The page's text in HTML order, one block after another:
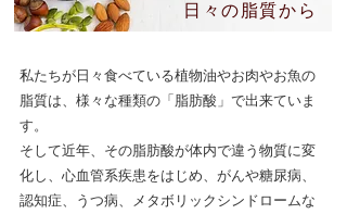
日々の脂質から
私たちが日々食べている植物油やお肉やお魚の
脂質は、様々な種類の「脂肪酸」で出来ていま
す。
そして近年、その脂肪酸が体内で違う物質に変
化し、心血管系疾患をはじめ、がんや糖尿病、
認知症、
うつ病、
メタボリックシンドロームな